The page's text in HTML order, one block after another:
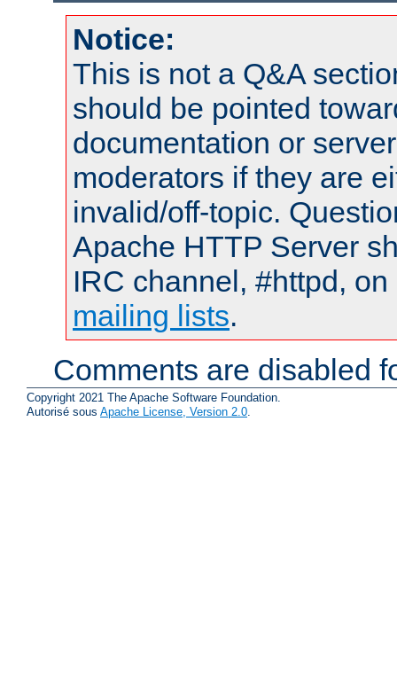
Notice:
This is not a Q&A
should be pointed
documentation or
moderators if they are
invalid/off-topic.
Apache HTTP Server
IRC channel, #httpd,
mailing lists.
Comments are disabled
Copyright 2021 The Apache Software Foundation.
Autorisé sous Apache License, Version 2.0.